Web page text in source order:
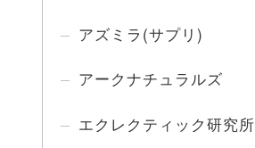
アズミラ(サプリ)
アークナチュラルズ
エクレクティック研究所